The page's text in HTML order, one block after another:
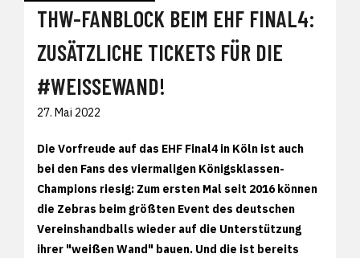
THW-FANBLOCK BEIM EHF FINAL4:
ZUSÄTZLICHE TICKETS FÜR DIE
#WEISSEWAND!
27. Mai 2022
Die Vorfreude auf das EHF Final4 in Köln ist auch
bei den Fans des viermaligen Königsklassen-
Champions riesig: Zum ersten Mal seit 2016 können
die Zebras beim größten Event des deutschen
Vereinshandballs wieder auf die Unterstützung
ihrer "weißen Wand" bauen. Und die ist bereits